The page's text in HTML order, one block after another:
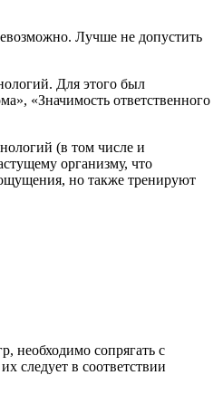
Лучше не допустить
Для этого был
«Значимость ответственного
(в том числе и
организму, что
но также тренируют
необходимо сопрягать с
следует в соответствии